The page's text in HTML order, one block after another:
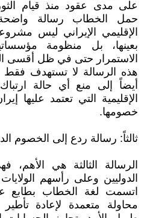
حمل الخطاب رسالة
الإقليمي الإيراني ليس
بعينها، بل منظومة
الاستمرار حتى في ظل أقسى
هذه الرسالة لا تستهدف فقط
أيضاً إلى منع أي حالة
الإقليمية التي تعتمد عليها
خصومها.
ثالثاً: رسالة ردع إلى الخصوم
الرسالة الثالثة هي
الدوليين وعلى رأسهم
اتسمت لغة الخطاب بطابع
محاولة متعمدة لإعادة